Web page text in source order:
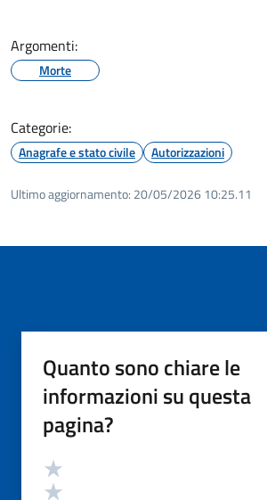
Argomenti:
Morte
Categorie:
Anagrafe e stato civile Autorizzazioni
Ultimo aggiornamento: 20/05/2026 10:25.11
Quanto sono chiare le
informazioni su questa
pagina?
Valutazione